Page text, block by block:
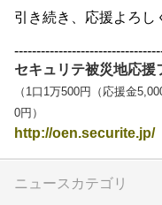
引き続き、応援よろし
セキュリテ被災地応援
（1口1万500円（応援金
0円）
http://oen.securite.jp/
ニュースカテゴリ